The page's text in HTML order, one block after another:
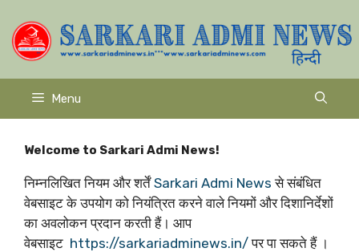
to
content
Menu
Welcome to Sarkari Admi News!
निम्नलिखित नियम और शर्तेंSarkari Admi News से संबंधित
वेबसाइट के उपयोग को नियंत्रित करने वाले नियमों और दिशानिर्देशों
का अवलोकन प्रदान करती हैं। आप
वेबसाइट https://sarkariadminews.in/पर पा सकते हैं ।